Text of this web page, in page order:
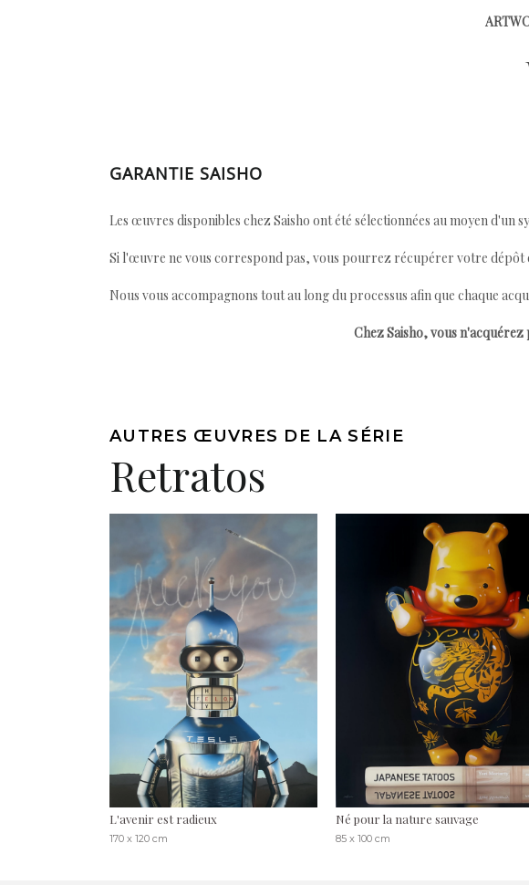
GARANTIE SAISHO
Les œuvres disponibles chez Saisho ont été sélectionnées au moyen
Si l'œuvre ne vous correspond pas, vous pourrez récupérer votre
Nous vous accompagnons tout au long du processus afin que chaque
Chez Saisho, vous
AUTRES ŒUVRES DE LA SÉRIE
Retratos
L'avenir est radieux
170 x 120 cm
Né pour la nature sauvage
85 x 100 cm